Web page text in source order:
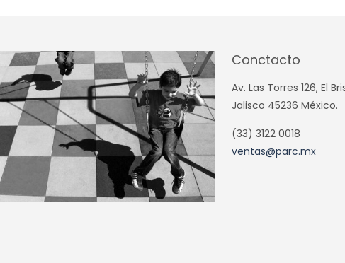
Conctacto
Av. Las Torres 126, El
Jalisco 45236 México.
(33) 3122 0018
ventas@parc.mx